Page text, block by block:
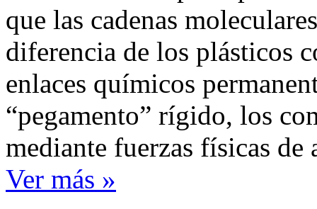
que las cadenas
diferencia de los plásticos
enlaces químicos
“pegamento” rígido, los
mediante fuerzas físicas de
Ver más »